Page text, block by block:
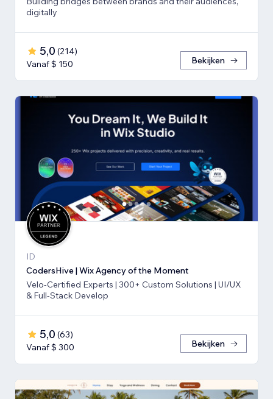
digitally
5,0 (214)
Vanaf $ 150
Bekijken
ID
CodersHive | Wix Agency of the Moment
Velo-Certified Experts | 300+ Custom Solutions | UI/UX
& Full-Stack Develop
5,0 (63)
Vanaf $ 300
Bekijken